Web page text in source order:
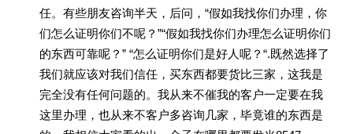
任。有些朋友咨询半天，后问，“假如我找你们办理，你
们怎么证明你们不呢？”“假如我找你们办理怎么证明你们
的东西可靠呢？” “怎么证明你们是好人呢？“.既然选择了
我们就应该对我们信任，买东西都要货比三家，这我是
完全没有任何问题的。我从来不催我的客户一定要在我
这里办理，也从来不客户多咨询几家，毕竟谁的东西是